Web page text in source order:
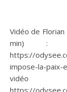
Vidéo de Florian Philippot du 20 novembre 2025 (durée 17
min) :
https://
impose-la-paix-